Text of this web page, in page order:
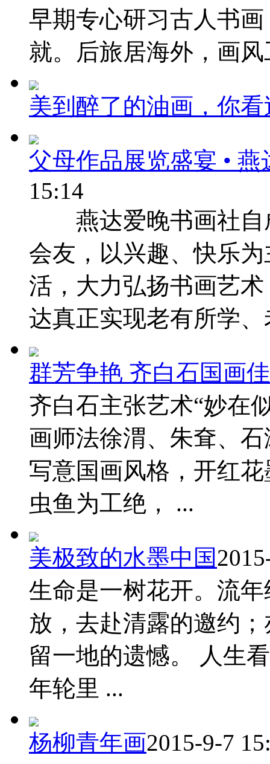
早期专心研习古人书
就。后旅居海外，画风
美到醉了的油画，你
父母作品展览盛宴 •
15:14
燕达爱晚书画社自
会友，以兴趣、快乐
活，大力弘扬书画艺
达真正实现老有所学、
群芳争艳 齐白石国画
齐白石主张艺术“妙在
画师法徐渭、朱耷、
写意国画风格，开红
虫鱼为工绝， ...
美极致的水墨中国
生命是一树花开。流
放，去赴清露的邀约
留一地的遗憾。 人生
年轮里 ...
杨柳青年画2015-9-7